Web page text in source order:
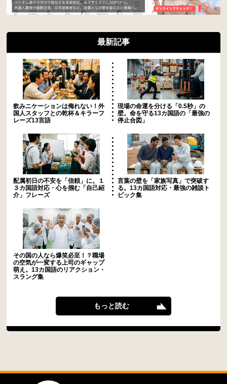
最新記事
飲みニケーションは侮れない！外
国人スタッフとの乾杯＆キラーフ
レーズ13言語
現場の命運を分ける「0.5秒」の
壁。命を守る13カ国語の「最強の
停止合図」
配属初日の不安を「信頼」に。１
３カ国語対応・心を掴む「自己紹
介」フレーズ
言葉の壁を「家族写真」で突破す
る。13カ国語対応・最強の雑談ト
ピック集
その国の人なら爆笑必至！？職場
の空気が一変する上司のギャップ
萌え。13カ国語のリアクション・
スラング集
もっと読む